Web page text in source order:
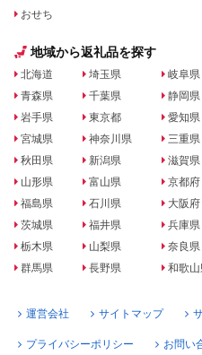
おせち
地域から返礼品を探す
北海道
青森県
岩手県
宮城県
秋田県
山形県
福島県
茨城県
栃木県
群馬県
埼玉県
千葉県
東京都
神奈川県
新潟県
富山県
石川県
福井県
山梨県
長野県
岐阜県
静岡県
愛知県
三重県
滋賀県
京都府
大阪府
兵庫県
奈良県
和歌山
運営会社 サイトマップ
プライバシーポリシー お問い